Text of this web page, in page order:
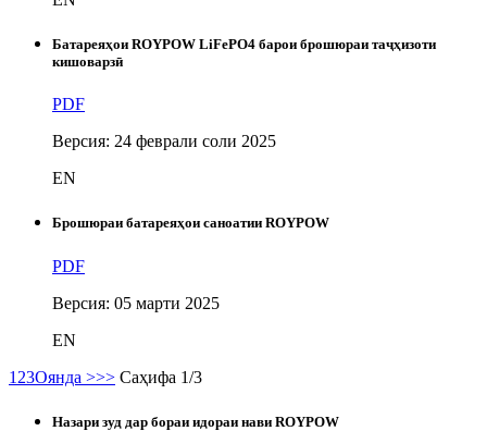
Батареяҳои ROYPOW LiFePO4 барои брошюраи таҷҳизоти
кишоварзӣ
PDF
Версия: 24 феврали соли 2025
EN
Брошюраи батареяҳои саноатии ROYPOW
PDF
Версия: 05 марти 2025
EN
1 23Оянда >>> Саҳифа 1/3
Назари зуд дар бораи идораи нави ROYPOW